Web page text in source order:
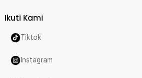
Ikuti Kami
Tiktok
Instagram